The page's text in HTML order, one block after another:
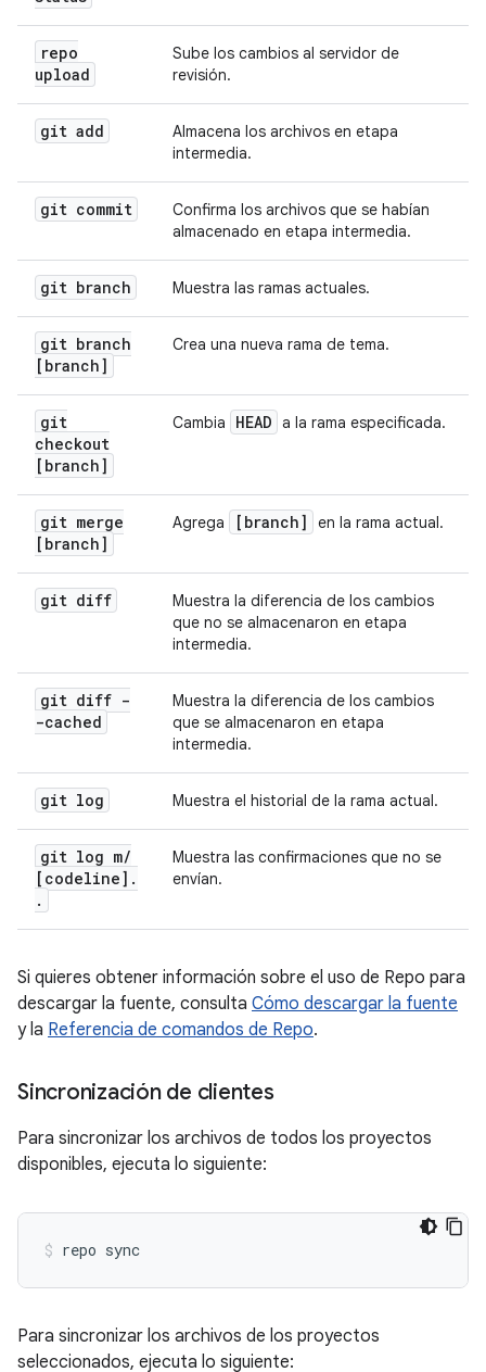
repo
upload
Sube los cambios al servidor de
revisión.
git add
Almacena los archivos en etapa
intermedia.
git commit
Confirma los archivos que se habían
almacenado en etapa intermedia.
git branch Muestra las ramas actuales.
git branch
[branch]
Crea una nueva rama de tema.
git
checkout
[branch]
Cambia HEAD a la rama especificada.
git merge
[branch]
Agrega [branch] en la rama actual.
git diff
Muestra la diferencia de los cambios
que no se almacenaron en etapa
intermedia.
git diff -
-cached
Muestra la diferencia de los cambios
que se almacenaron en etapa
intermedia.
git log Muestra el historial de la rama actual.
git log m/
[codeline] .
.
Muestra las confirmaciones que no se
envían.
Si quieres obtener información sobre el uso de Repo para
descargar la fuente, consulta Cómo descargar la fuente
y la Referencia de comandos de Repo.
Sincronización de clientes
Para sincronizar los archivos de todos los proyectos
disponibles, ejecuta lo siguiente:
repo sync
Para sincronizar los archivos de los proyectos
seleccionados, ejecuta lo siguiente: